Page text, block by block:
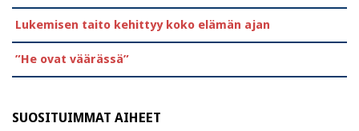
Lukemisen taito kehittyy koko elämän ajan
”He ovat väärässä”
SUOSITUIMMAT AIHEET